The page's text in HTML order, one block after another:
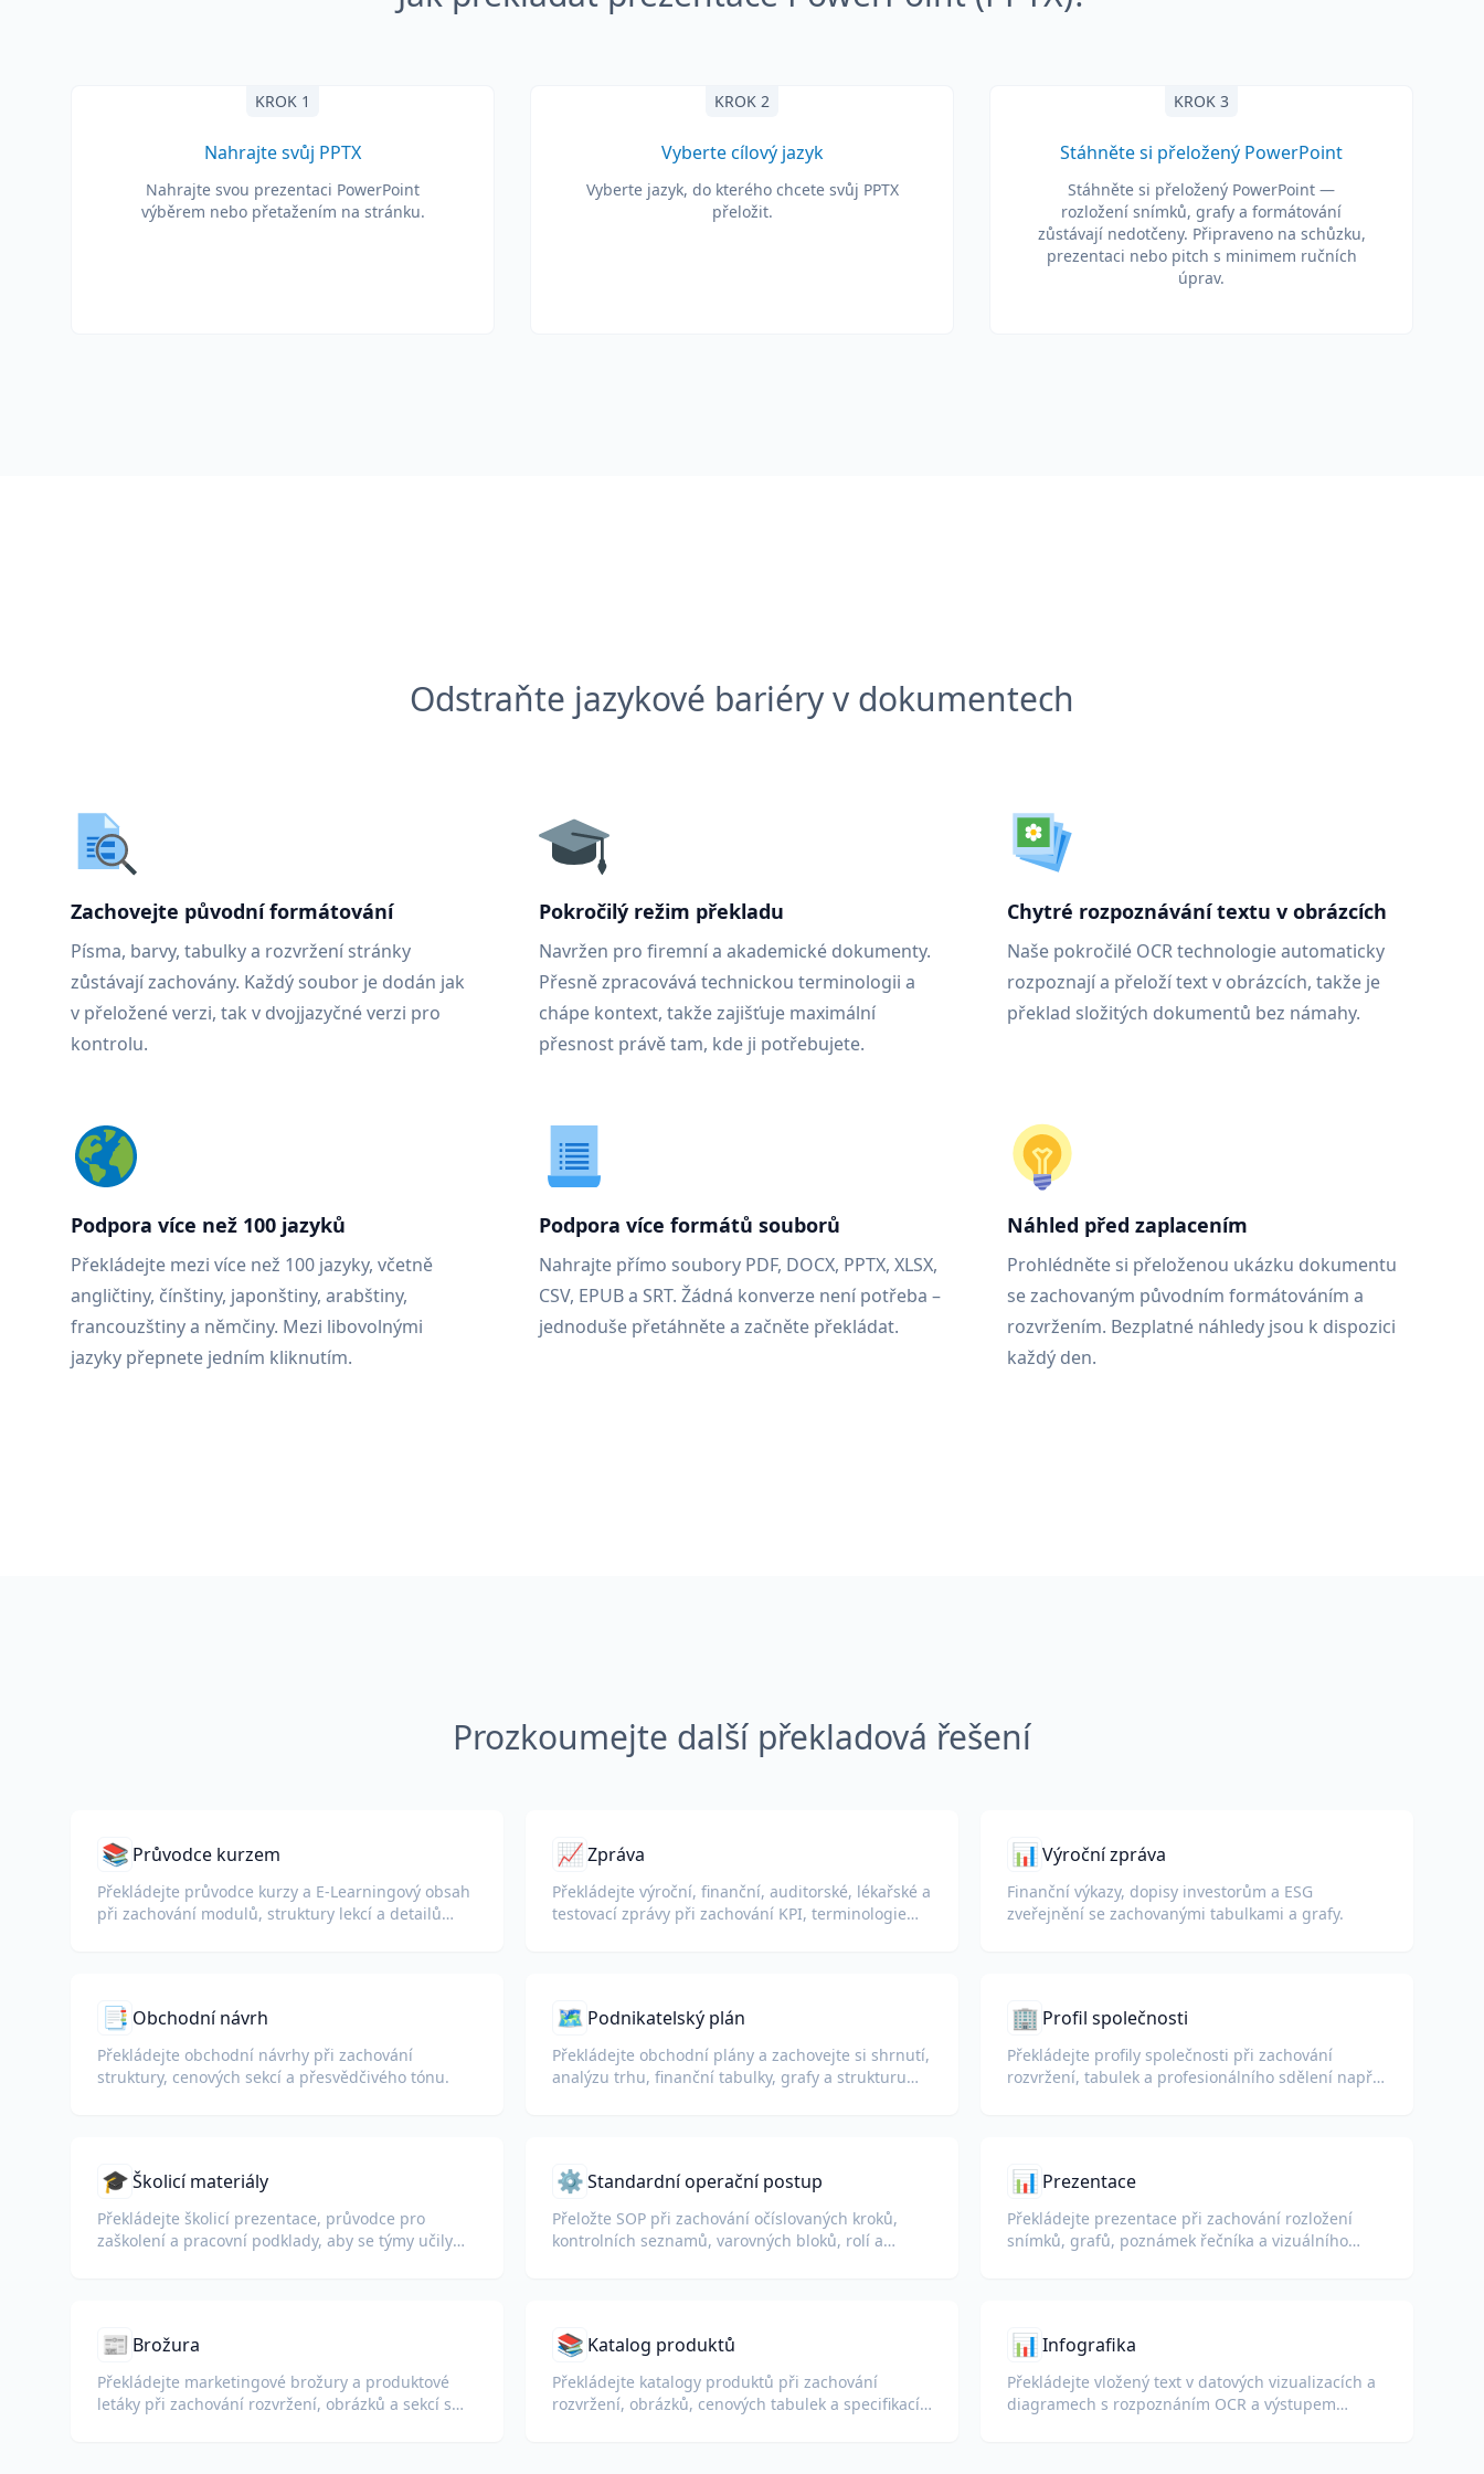
KROK 1
Nahrajte svůj PPTX
Nahrajte svou prezentaci PowerPoint
výběrem nebo přetažením na stránku.
KROK 2
Vyberte cílový jazyk
Vyberte jazyk, do kterého chcete svůj PPTX
přeložit.
KROK 3
Stáhněte si přeložený PowerPoint
Stáhněte si přeložený PowerPoint —
rozložení snímků, grafy a formátování
zůstávají nedotčeny. Připraveno na schůzku,
prezentaci nebo pitch s minimem ručních
úprav.
Odstraňte jazykové bariéry v dokumentech
Zachovejte původní formátování
Písma, barvy, tabulky a rozvržení stránky
zůstávají zachovány. Každý soubor je dodán jak
v přeložené verzi, tak v dvojjazyčné verzi pro
kontrolu.
Pokročilý režim překladu
Navržen pro firemní a akademické dokumenty.
Přesně zpracovává technickou terminologii a
chápe kontext, takže zajišťuje maximální
přesnost právě tam, kde ji potřebujete.
Chytré rozpoznávání textu v obrázcích
Naše pokročilé OCR technologie automaticky
rozpoznají a přeloží text v obrázcích, takže je
překlad složitých dokumentů bez námahy.
Podpora více než 100 jazyků
Překládejte mezi více než 100 jazyky, včetně
angličtiny, čínštiny, japonštiny, arabštiny,
francouzštiny a němčiny. Mezi libovolnými
jazyky přepnete jedním kliknutím.
Podpora více formátů souborů
Nahrajte přímo soubory PDF, DOCX, PPTX, XLSX,
CSV, EPUB a SRT. Žádná konverze není potřeba –
jednoduše přetáhněte a začněte překládat.
Náhled před zaplacením
Prohlédněte si přeloženou ukázku dokumentu
se zachovaným původním formátováním a
rozvržením. Bezplatné náhledy jsou k dispozici
každý den.
Prozkoumejte další překladová řešení
📚 Průvodce kurzem
Překládejte průvodce kurzy a E-Learningový obsah
při zachování modulů, struktury lekcí a detailů
📈Zpráva
Překládejte výroční, finanční, auditorské, lékařské a
testovací zprávy při zachování KPI, terminologie
📊 Výroční zpráva
Finanční výkazy, dopisy investorům a ESG
zveřejnění se zachovanými tabulkami a grafy.
📑 Obchodní návrh
Překládejte obchodní návrhy při zachování
struktury, cenových sekcí a přesvědčivého tónu.
🗺️ Podnikatelský plán
Překládejte obchodní plány a zachovejte si shrnutí,
analýzu trhu, finanční tabulky, grafy a strukturu
🏢 Profil společnosti
Překládejte profily společnosti při zachování
rozvržení, tabulek a profesionálního sdělení napříč
🎓Školicí materiály
Překládejte školicí prezentace, průvodce pro
zaškolení a pracovní podklady, aby se týmy učily
⚙️Standardní operační postup
Přeložte SOP při zachování očíslovaných kroků,
kontrolních seznamů, varovných bloků, rolí a
📊 Prezentace
Překládejte prezentace při zachování rozložení
snímků, grafů, poznámek řečníka a vizuálního
📰 Brožura
Překládejte marketingové brožury a produktové
letáky při zachování rozvržení, obrázků a sekcí s
📚 Katalog produktů
Překládejte katalogy produktů při zachování
rozvržení, obrázků, cenových tabulek a specifikací
📊 Infografika
Překládejte vložený text v datových vizualizacích a
diagramech s rozpoznáním OCR a výstupem